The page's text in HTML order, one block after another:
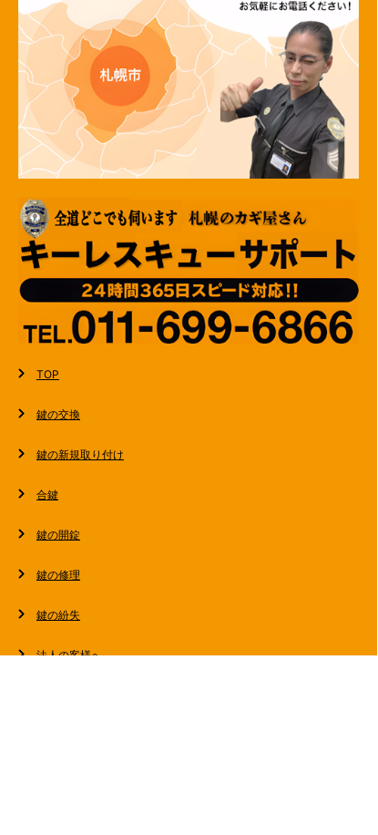
TOP
鍵の交換
鍵の新規取り付け
合鍵
鍵の開錠
鍵の修理
鍵の紛失
法人の客様へ